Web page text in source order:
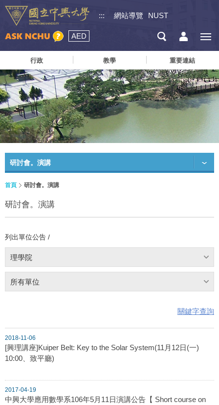
::: 網站導覽 NUST
AED
行政 教學 重要連結
研討會。演講
首頁 研討會。演講
研討會。演講
列出單位公告 /
理學院
所有單位
關鍵字查詢
2018-11-06
[興理講座]Kuiper Belt: Key to the Solar System(11月12日(一)
10:00、致平廳)
2017-04-19
中興大學應用數學系106年5月11日演講公告【 Short course on